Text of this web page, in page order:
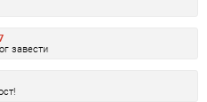
завести